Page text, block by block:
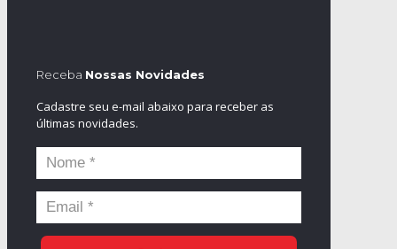
Receba Nossas Novidades
Cadastre seu e-mail abaixo para receber as
últimas novidades.